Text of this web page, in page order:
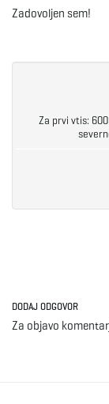
Zadovoljen sem!
Za prvi vtis:
DODAJ ODGOVOR
Za objavo